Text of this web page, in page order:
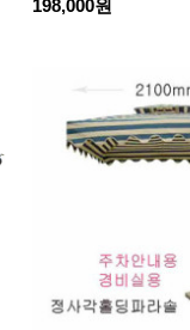
198,000원